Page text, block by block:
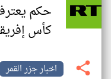
حكم
كأس إفريقيا
اخبار جزر القمر